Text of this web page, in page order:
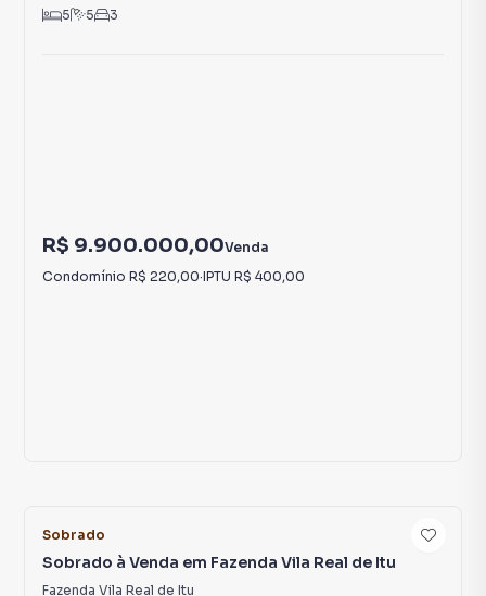
5
5 3
R$ 9.900.000,00Venda
Condomínio R$ 220,00·IPTU R$ 400,00
Sobrado
Sobrado à Venda em Fazenda Vila Real de Itu
Fazenda Vila Real de Itu